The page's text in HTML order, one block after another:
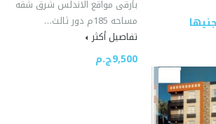
بأرقى مواقع الاندلس شرق شقه
مساحه 185م دور ثالث…
تفاصيل أكثر
9,500ج.م